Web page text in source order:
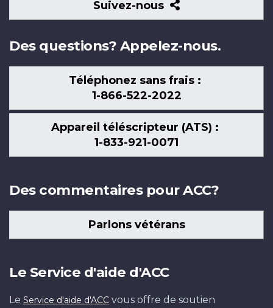
Suivez-nous
Suivez-
nous
Des questions? Appelez-nous.
Téléphonez sans frais :
1-866-522-2022
Appareil téléscripteur (ATS) :
1-833-921-0071
Des commentaires pour ACC?
Parlons vétérans
Le Service d'aide d'ACC
Le Service d'aide d'ACC vous offre de soutien